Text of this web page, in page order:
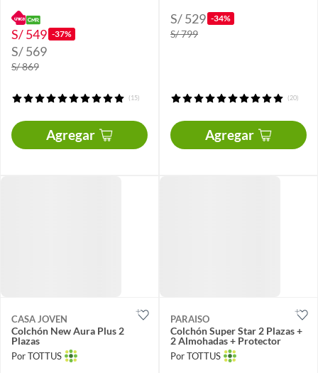
S/ 549 -37%
S/ 569
S/ 869
(15)
Agregar
S/ 529 -34%
S/ 799
(20)
Agregar
CASA JOVEN
Colchón New Aura Plus 2
Plazas
Por TOTTUS
PARAISO
Colchón Super Star 2 Plazas +
2 Almohadas + Protector
Por TOTTUS